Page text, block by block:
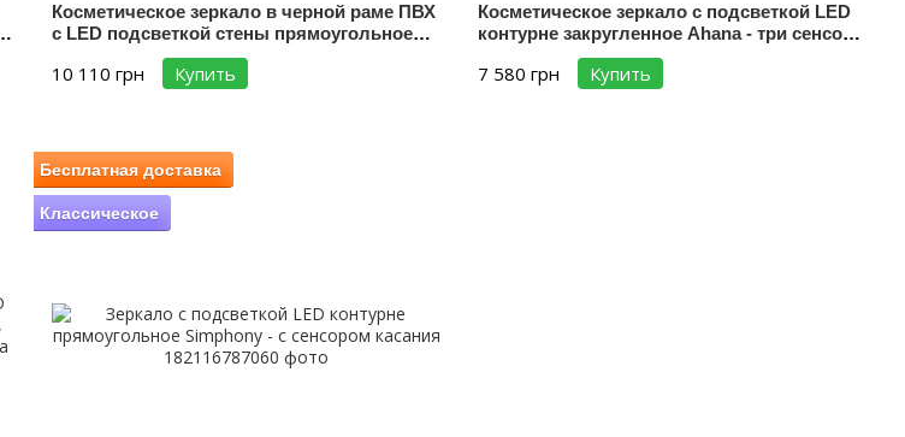
Косметическое зеркало в черной раме ПВХ
с LED подсветкой стены прямоугольное
Lucia - три сенсора, линза с подсветкой и
подогрев зеркала
10 110 грн Купить
Косметическое зеркало с подсветкой LED
контурне закругленное Ahana - три сенсора,
линза с подсветкой и подогрев зеркала
7 580 грн Купить
Бесплатная доставка
Классическое